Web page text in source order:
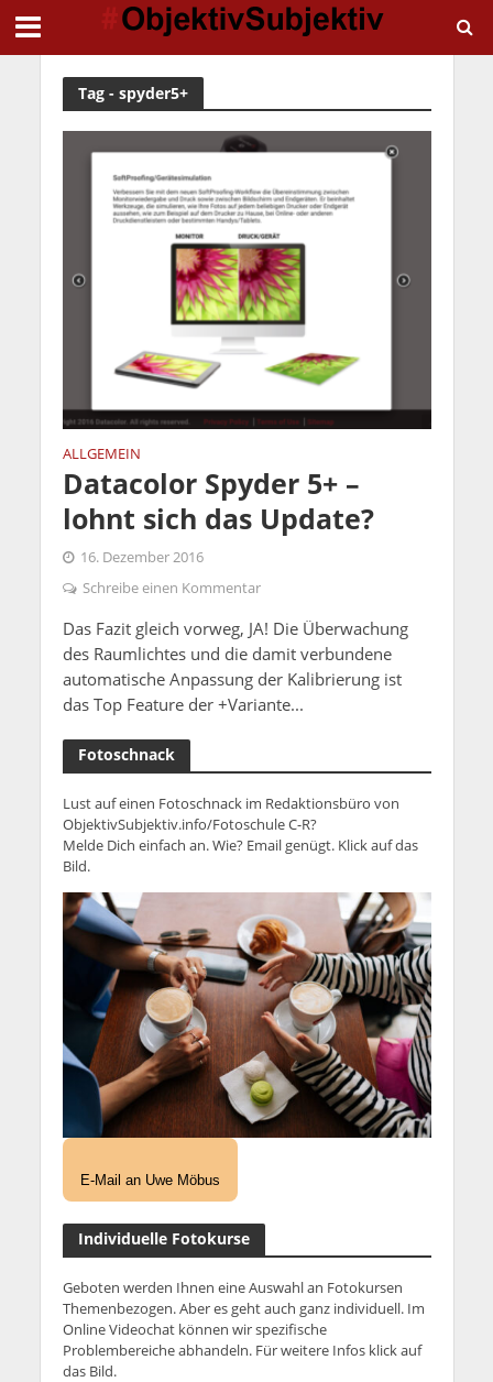
Tag - spyder5+
ALLGEMEIN
Datacolor Spyder 5+ –
lohnt sich das Update?
16. Dezember 2016
Schreibe einen Kommentar
Das Fazit gleich vorweg, JA! Die Überwachung
des Raumlichtes und die damit verbundene
automatische Anpassung der Kalibrierung ist
das Top Feature der +Variante...
Fotoschnack
Lust auf einen Fotoschnack im Redaktionsbüro von
ObjektivSubjektiv.info/Fotoschule C-R?
Melde Dich einfach an. Wie? Email genügt. Klick auf das
Bild.
E-Mail an Uwe Möbus
Individuelle Fotokurse
Geboten werden Ihnen eine Auswahl an Fotokursen
Themenbezogen. Aber es geht auch ganz individuell. Im
Online Videochat können wir spezifische
Problembereiche abhandeln. Für weitere Infos klick auf
das Bild.